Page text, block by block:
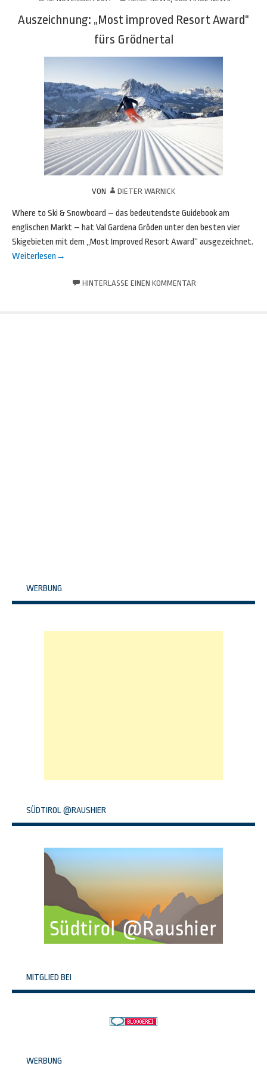
Auszeichnung: „Most improved Resort Award“
fürs Grödnertal
VON DIETER WARNICK
Where to Ski & Snowboard – das bedeutendste Guidebook am
englischen Markt – hat Val Gardena Gröden unter den besten vier
Skigebieten mit dem „Most Improved Resort Award“ ausgezeichnet.
Weiterlesen →
HINTERLASSE EINEN KOMMENTAR
WERBUNG
SÜDTIROL @RAUSHIER
MITGLIED BEI
WERBUNG